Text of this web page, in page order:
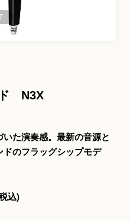
0432
せフォーム
N3X
た演奏感。最新の音源と
のフラッグシップモデ
込)